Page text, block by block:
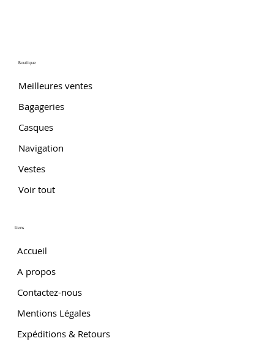
Boutique
Meilleures ventes
Bagageries
Casques
Navigation
Vestes
Voir tout
Liens
Accueil
A propos
Contactez-nous
Mentions Légales
Expéditions & Retours